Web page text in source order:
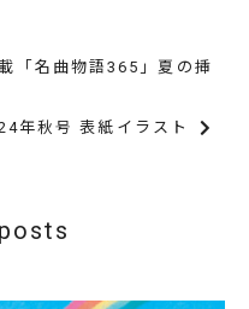
「名曲物語365」夏の挿
年秋号 表紙イラスト